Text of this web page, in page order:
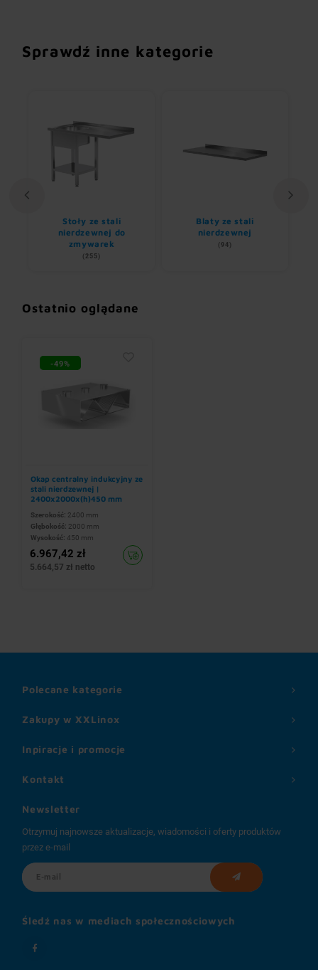
Sprawdź inne kategorie
Stoły ze stali
nierdzewnej do
zmywarek
(255)
Blaty ze stali
nierdzewnej
(94)
Ostatnio oglądane
-49%
Okap centralny indukcyjny ze
stali nierdzewnej |
2400x2000x(h)450 mm
Szerokość: 2400 mm
Głębokość: 2000 mm
Wysokość: 450 mm
6.967,42 zł
5.664,57 zł netto
Zakupy w XXLinox
Inpiracje i promocje
Polecane kategorie
Kontakt
Newsletter
Otrzymuj najnowsze aktualizacje, wiadomości i oferty produktów
przez e-mail
Śledź nas w mediach społecznościowych